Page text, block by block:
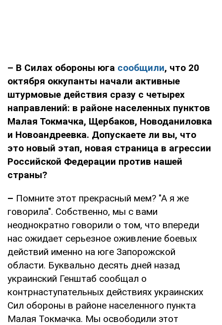
– В Силах обороны юга сообщили, что 20
октября оккупанты начали активные
штурмовые действия сразу с четырех
направлений: в районе населенных пунктов
Малая Токмачка, Щербаков, Новоданиловка
и Новоандреевка. Допускаете ли вы, что
это новый этап, новая страница в агрессии
Российской Федерации против нашей
страны?
– Помните этот прекрасный мем? "А я же
говорила". Собственно, мы с вами
неоднократно говорили о том, что впереди
нас ожидает серьезное оживление боевых
действий именно на юге Запорожской
области. Буквально десять дней назад
украинский Генштаб сообщал о
контрнаступательных действиях украинских
Сил обороны в районе населенного пункта
Малая Токмачка. Мы освободили этот